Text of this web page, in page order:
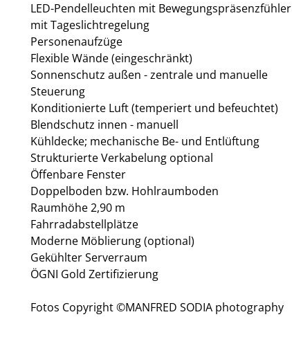
LED-Pendelleuchten mit Bewegungspräsenzfühler
mit Tageslichtregelung
Personenaufzüge
Flexible Wände (eingeschränkt)
Sonnenschutz außen - zentrale und manuelle
Steuerung
Konditionierte Luft (temperiert und befeuchtet)
Blendschutz innen - manuell
Kühldecke; mechanische Be- und Entlüftung
Strukturierte Verkabelung optional
Öffenbare Fenster
Doppelboden bzw. Hohlraumboden
Raumhöhe 2,90 m
Fahrradabstellplätze
Moderne Möblierung (optional)
Gekühlter Serverraum
ÖGNI Gold Zertifizierung
Fotos Copyright ©MANFRED SODIA photography